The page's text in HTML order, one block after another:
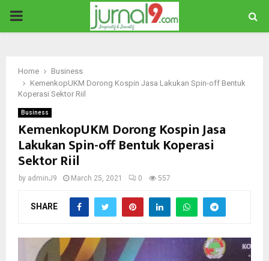
PRIMARY
Home
Business
KemenkopUKM Dorong Kospin Jasa Lakukan Spin-off Bentuk
Koperasi Sektor Riil
Business
KemenkopUKM Dorong Kospin Jasa
Lakukan Spin-off Bentuk Koperasi
Sektor Riil
by adminJ9 March 25, 2021 0 557
SHARE